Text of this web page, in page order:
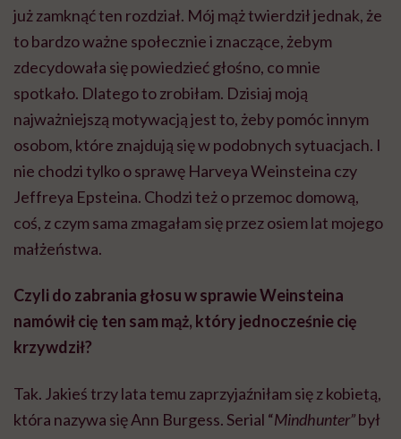
już zamknąć ten rozdział. Mój mąż twierdził jednak, że
to bardzo ważne społecznie i znaczące, żebym
zdecydowała się powiedzieć głośno, co mnie
spotkało. Dlatego to zrobiłam. Dzisiaj moją
najważniejszą motywacją jest to, żeby pomóc innym
osobom, które znajdują się w podobnych sytuacjach. I
nie chodzi tylko o sprawę Harveya Weinsteina czy
Jeffreya Epsteina. Chodzi też o przemoc domową,
coś, z czym sama zmagałam się przez osiem lat mojego
małżeństwa.
Czyli do zabrania głosu w sprawie Weinsteina
namówił cię ten sam mąż, który jednocześnie cię
krzywdził?
Tak. Jakieś trzy lata temu zaprzyjaźniłam się z kobietą,
która nazywa się Ann Burgess. Serial “Mindhunter”był